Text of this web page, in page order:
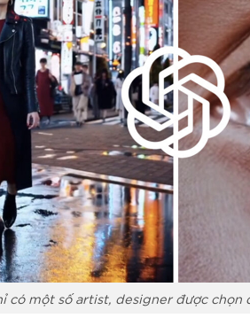
có một số artist, designer được chọn